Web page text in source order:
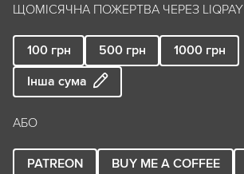
ЩОМІСЯЧНА ПОЖЕРТВА ЧЕРЕЗ LIQPAY
100 грн 500 грн 1000 грн
Інша сума
АБО
PATREON BUY ME A COFFEE